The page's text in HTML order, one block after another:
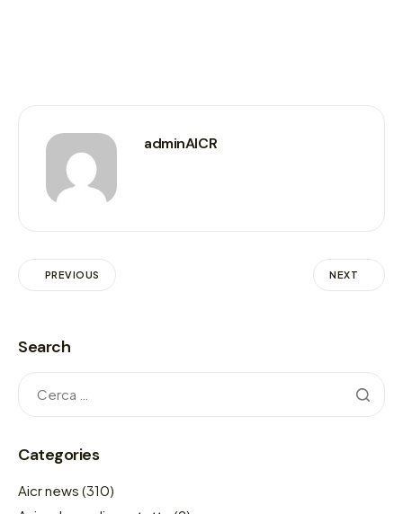
adminAICR
PREVIOUS NEXT
Search
Categories
Aicr news (310)